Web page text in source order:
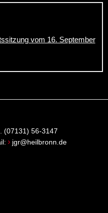
vom 16. September
(07131) 56-3147
jgr@heilbronn.de